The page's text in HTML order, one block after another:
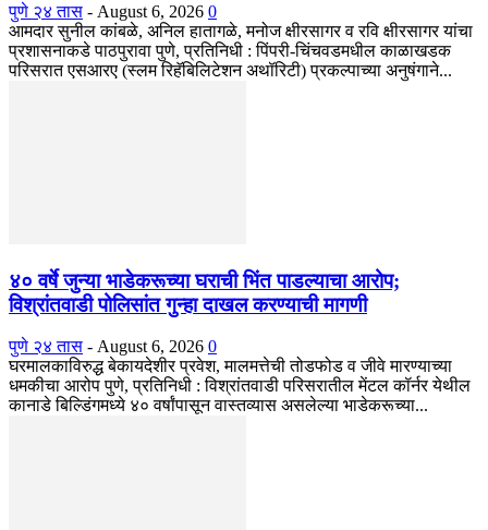
पुणे २४ तास - August 6, 2026 0
आमदार सुनील कांबळे, अनिल हातागळे, मनोज क्षीरसागर व रवि क्षीरसागर यांचा
प्रशासनाकडे पाठपुरावा पुणे, प्रतिनिधी : पिंपरी-चिंचवडमधील काळाखडक
परिसरात एसआरए (स्लम रिहॅबिलिटेशन अथॉरिटी) प्रकल्पाच्या अनुषंगाने...
४० वर्षे जुन्या भाडेकरूच्या घराची भिंत पाडल्याचा आरोप;
विश्रांतवाडी पोलिसांत गुन्हा दाखल करण्याची मागणी
पुणे २४ तास - August 6, 2026 0
घरमालकाविरुद्ध बेकायदेशीर प्रवेश, मालमत्तेची तोडफोड व जीवे मारण्याच्या
धमकीचा आरोप पुणे, प्रतिनिधी : विश्रांतवाडी परिसरातील मेंटल कॉर्नर येथील
कानाडे बिल्डिंगमध्ये ४० वर्षांपासून वास्तव्यास असलेल्या भाडेकरूच्या...